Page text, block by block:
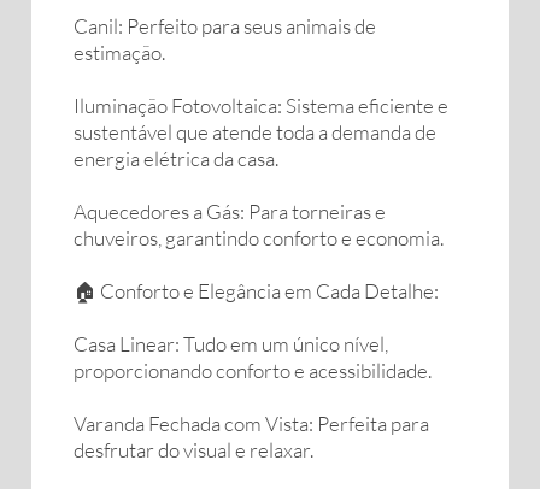
Canil: Perfeito para seus animais de
estimação.
Iluminação Fotovoltaica: Sistema eficiente e
sustentável que atende toda a demanda de
energia elétrica da casa.
Aquecedores a Gás: Para torneiras e
chuveiros, garantindo conforto e economia.
🏠 Conforto e Elegância em Cada Detalhe:
Casa Linear: Tudo em um único nível,
proporcionando conforto e acessibilidade.
Varanda Fechada com Vista: Perfeita para
desfrutar do visual e relaxar.